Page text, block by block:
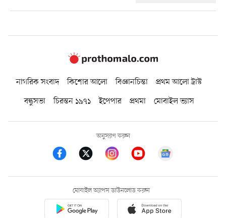
নাগরিক সংবাদ কিশোর আলো বিজ্ঞানচিন্তা
প্রথম আলো ট্রাস্ট
বন্ধুসভা
চিরন্তন ১৯৭১ ইপেপার প্রথমা মোবাইল ভ্যাস
অনুসরণ করুন
মোবাইল অ্যাপস ডাউনলোড করুন